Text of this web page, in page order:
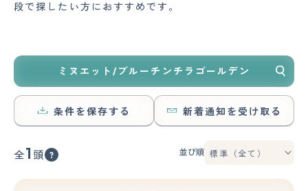
段で探したい方におすすめです。
ミヌエット/ブルーチンチラゴールデン
条件を保存する 新着通知を受け取る
全1 頭 並び順